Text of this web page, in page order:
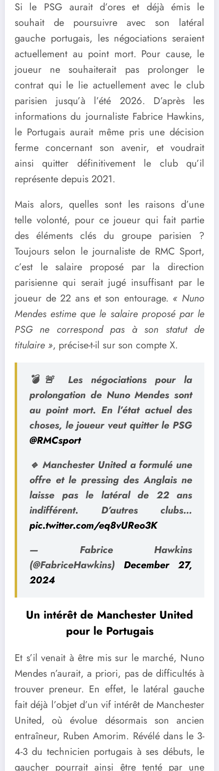
Si le PSG aurait d’ores et déjà émis le
souhait de poursuivre avec son latéral
gauche portugais, les négociations seraient
actuellement au point mort. Pour cause, le
joueur ne souhaiterait pas prolonger le
contrat qui le lie actuellement avec le club
parisien jusqu’à l’été 2026. D’après les
informations du journaliste Fabrice Hawkins,
le Portugais aurait même pris une décision
ferme concernant son avenir, et voudrait
ainsi quitter définitivement le club qu’il
représente depuis 2021.
Mais alors, quelles sont les raisons d’une
telle volonté, pour ce joueur qui fait partie
des éléments clés du groupe parisien ?
Toujours selon le journaliste de RMC Sport,
c’est le salaire proposé par la direction
parisienne qui serait jugé insuffisant par le
joueur de 22 ans et son entourage. « Nuno
Mendes estime que le salaire proposé par le
PSG ne correspond pas à son statut de
titulaire », précise-t-il sur son compte X.
💣🚨 Les négociations pour la
prolongation de Nuno Mendes sont
au point mort. En l’état actuel des
choses, le joueur veut quitter le PSG
@RMCsport
🔹 Manchester United a formulé une
offre et le pressing des Anglais ne
laisse pas le latéral de 22 ans
indifférent. D’autres clubs…
pic.twitter.com/eq8vUReo3K
— Fabrice Hawkins
(@FabriceHawkins) December 27,
2024
Un intérêt de Manchester United
pour le Portugais
Et s’il venait à être mis sur le marché, Nuno
Mendes n’aurait, a priori, pas de difficultés à
trouver preneur. En effet, le latéral gauche
fait déjà l’objet d’un vif intérêt de Manchester
United, où évolue désormais son ancien
entraîneur, Ruben Amorim. Révélé dans le 3-
4-3 du technicien portugais à ses débuts, le
gaucher pourrait ainsi être tenté par une